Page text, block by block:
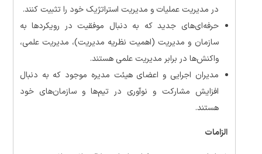
در مدیریت عملیات و مدیریت استراتژیک خود را تثبیت کنند.
حرفه‌ای‌های جدید که به دنبال موفقیت در رویکردها به
سازمان و مدیریت (اهمیت نظریه مدیریت)، مدیریت علمی،
واکنش‌ها در برابر مدیریت علمی هستند.
مدیران اجرایی و اعضای هیئت مدیره موجود که به دنبال
افزایش مشارکت و نوآوری در تیم‌ها و سازمان‌های خود
هستند.
الزامات